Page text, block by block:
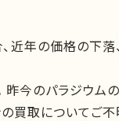
年の価格の下落
昨今のパラジウム
買取についてご